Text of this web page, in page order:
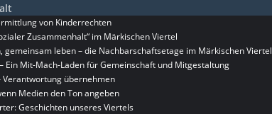
von Kinderrechten
Zusammenhalt“ im Märkischen Viertel
gemeinsam leben – die Nachbarschaftsetage im Märkischen Viertel
– Ein Mit-Mach-Laden für Gemeinschaft und Mitgestaltung
Verantwortung übernehmen
Medien den Ton angeben
Geschichten unseres Viertels